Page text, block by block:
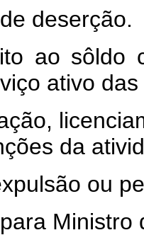
deserção.
ao sôldo
ativo
da
ou
Ministro